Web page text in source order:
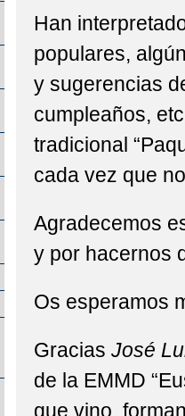
Han
populares,
y sugerencias
cumpleaños,
tradicional
cada vez que
Agradecemos
y por hacernos
Os esperamos
Gracias José
de la EMMD
que vino,